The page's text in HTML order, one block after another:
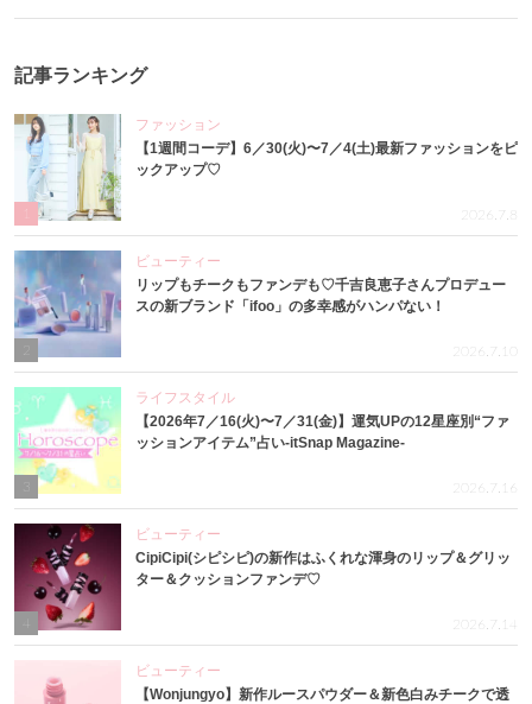
記事ランキング
ファッション
【1週間コーデ】6／30(火)〜7／4(土)最新ファッションをピ
ックアップ♡
2026.7.8
ビューティー
リップもチークもファンデも♡千吉良恵子さんプロデュー
スの新ブランド「ifoo」の多幸感がハンパない！
2026.7.10
3
ライフスタイル
【2026年7／16(火)〜7／31(金)】運気UPの12星座別“ファ
ッションアイテム”占い-itSnap Magazine-
2026.7.16
4
ビューティー
CipiCipi(シピシピ)の新作はふくれな渾身のリップ＆グリッ
ター＆クッションファンデ♡
2026.7.14
ビューティー
【Wonjungyo】新作ルースパウダー＆新色白みチークで透